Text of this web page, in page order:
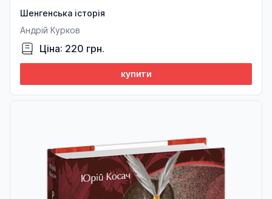
Шенгенська історія
Андрій Курков
Ціна: 220 грн.
купити